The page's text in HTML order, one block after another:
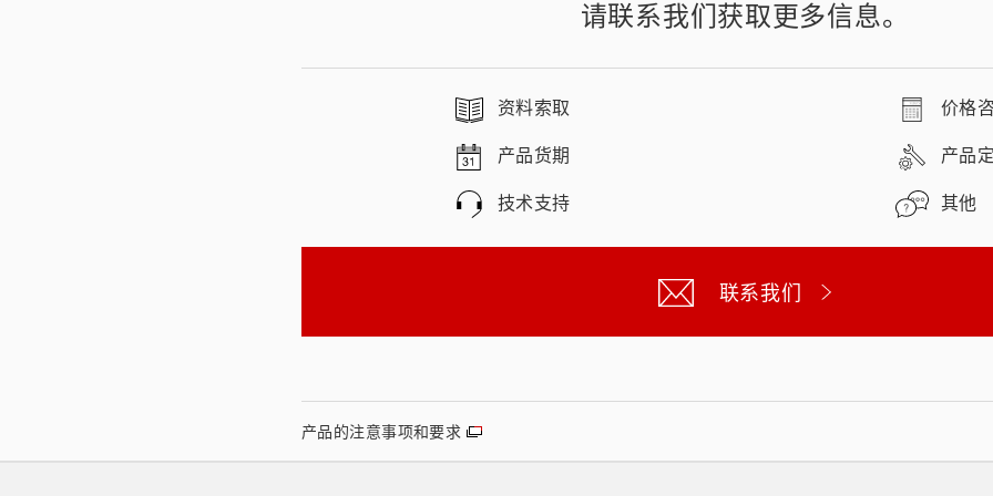
请联系我们获取更多信息。
资料索取 价格
产品货期 产品
技术支持 其他
联系我们
产品的注意事项和要求